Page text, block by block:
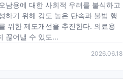
남용에 대한 사회적 우려를 불식하고
하기 위해 강도 높은 단속과 불법 행
위한 제도개선을 추진한다. 의료용
끊어낼 수 있도...
2026.06.18